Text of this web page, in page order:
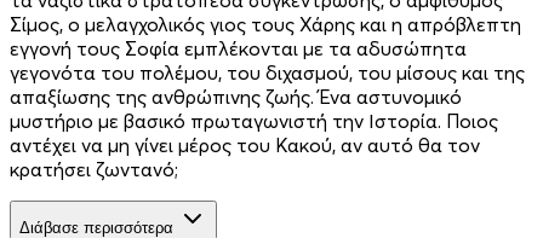
Σίμος, ο μελαγχολικός γιος τους Χάρης και η απρόβλεπτη
εγγονή τους Σοφία εμπλέκονται με τα αδυσώπητα
γεγονότα του πολέμου, του διχασμού, του μίσους και της
απαξίωσης της ανθρώπινης ζωής. Ένα αστυνομικό
μυστήριο με βασικό πρωταγωνιστή την Ιστορία. Ποιος
αντέχει να μη γίνει μέρος του Κακού, αν αυτό θα τον
κρατήσει ζωντανό;
Διάβασε περισσότερα